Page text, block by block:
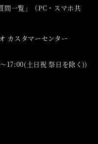
一覧」（PC・スマホ共
カスタマーセンター
土日祝 祭日を除く))